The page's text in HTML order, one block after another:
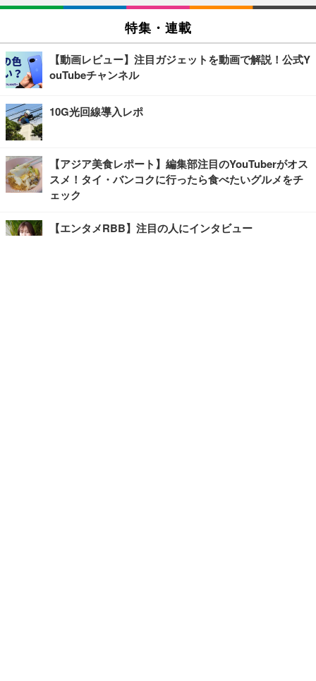
特集・連載
【動画レビュー】注目ガジェットを動画で解説！公式Y
ouTubeチャンネル
10G光回線導入レポ
【アジア美食レポート】編集部注目のYouTuberがオス
スメ！タイ・バンコクに行ったら食べたいグルメをチ
ェック
【エンタメRBB】注目の人にインタビュー